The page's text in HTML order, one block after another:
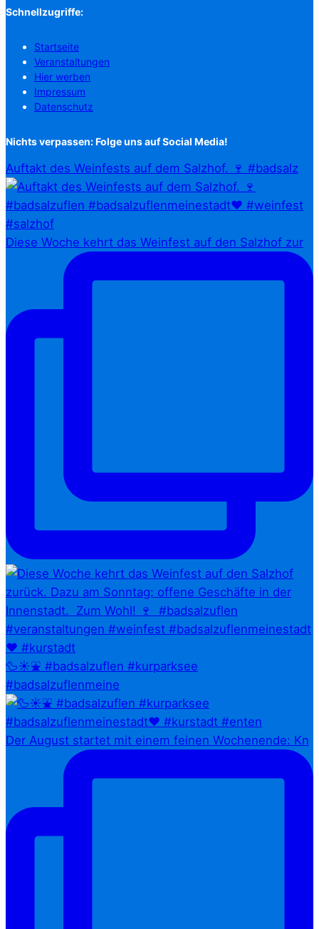
Schnellzugriffe:
Startseite
Veranstaltungen
Hier werben
Impressum
Datenschutz
Nichts verpassen: Folge uns auf Social Media!
Auftakt des Weinfests auf dem Salzhof. 🍷 #badsalz
Diese Woche kehrt das Weinfest auf den Salzhof zur
🦆☀️⛲ #badsalzuflen #kurparksee
#badsalzuflenmeine
Der August startet mit einem feinen Wochenende: Kn